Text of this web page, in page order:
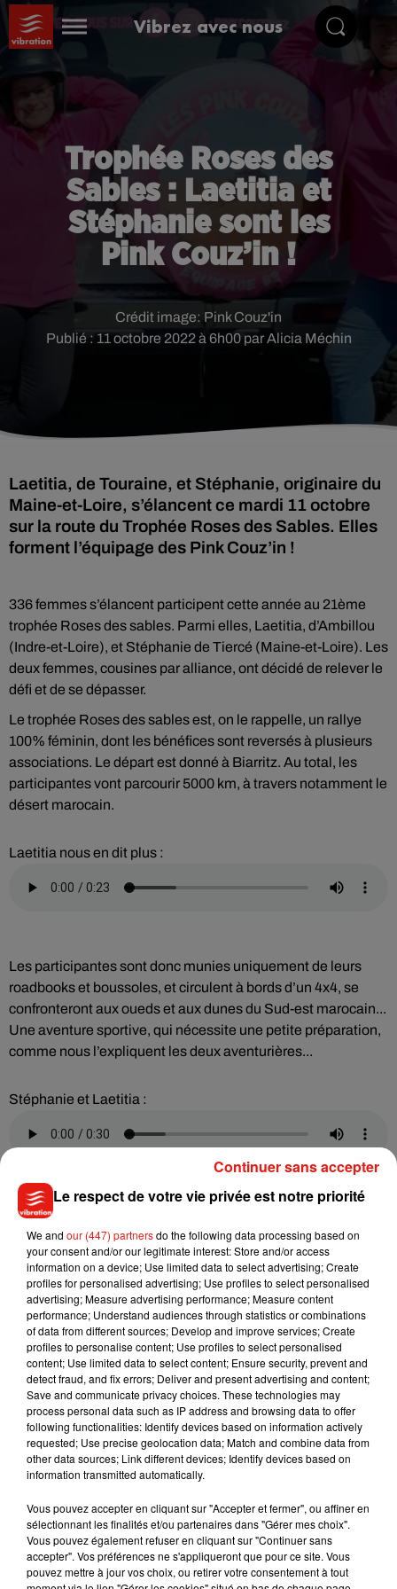
Vibrez avec nous
Trophée Roses des
Sables : Laetitia et
Stéphanie sont les
Pink Couz’in !
Publié : 11 octobre 2022 à 6h00 par Alicia Méchin
Crédit image: Pink Couz'in
Laetitia, de Touraine, et Stéphanie, originaire du
Maine-et-Loire, s’élancent ce mardi 11 octobre
sur la route du Trophée Roses des Sables. Elles
forment l’équipage des Pink Couz’in !
336 femmes s’élancent participent cette année au 21ème
trophée Roses des sables. Parmi elles, Laetitia, d’Ambillou
(Indre-et-Loire), et Stéphanie de Tiercé (Maine-et-Loire). Les
deux femmes, cousines par alliance, ont décidé de relever le
défi et de se dépasser.
Le trophée Roses des sables est, on le rappelle, un rallye
100% féminin, dont les bénéfices sont reversés à plusieurs
associations. Le départ est donné à Biarritz. Au total, les
participantes vont parcourir 5000 km, à travers notamment le
désert marocain.
Laetitia nous en dit plus :
Les participantes sont donc munies uniquement de leurs
roadbooks et boussoles, et circulent à bords d’un 4x4, se
confronteront aux oueds et aux dunes du Sud-est marocain...
Une aventure sportive, qui nécessite une petite préparation,
comme nous l’expliquent les deux aventurières...
Stéphanie et Laetitia :
Lors de cette aventure, les deux cousines seront
ambassadrices de l’association Ruban Rose. Laetitia ayant
été elle-même touchée par un cancer du sein, souhaite ainsi
sensibiliser sur le dépistage de la maladie. Les Pink Couz’in
rentreront ensuite du Marco le 23 octobre.
Musique
5 août 2026
Benny Blanco invite Selena Gomez et
Becky G sur son nouveau single
Tiny Desk invite Charlie Puth pour une
live session solaire
Le respect de votre vie privée est notre priorité
We and our (447) partnersdo the following data processing based on
your consent and/or our legitimate interest: Store and/or access
information on a device; Use limited data to select advertising; Create
profiles for personalised advertising; Use profiles to select personalised
advertising; Measure advertising performance; Measure content
performance; Understand audiences through statistics or combinations
of data from different sources; Develop and improve services; Create
profiles to personalise content; Use profiles to select personalised
content; Use limited data to select content; Ensure security, prevent and
detect fraud, and fix errors; Deliver and present advertising and content;
Save and communicate privacy choices. These technologies may
process personal data such as IP address and browsing data to offer
following functionalities: Identify devices based on information actively
requested; Use precise geolocation data; Match and combine data from
other data sources; Link different devices; Identify devices based on
information transmitted automatically.
Vous pouvez accepter en cliquant sur "Accepter et fermer", ou affiner en
sélectionnant les finalités et/ou partenaires dans "Gérer mes choix".
Vous pouvez également refuser en cliquant sur "Continuer sans
accepter". Vos préférences ne s'appliqueront que pour ce site. Vous
pouvez mettre à jour vos choix, ou retirer votre consentement à tout
Continuer sans accepter